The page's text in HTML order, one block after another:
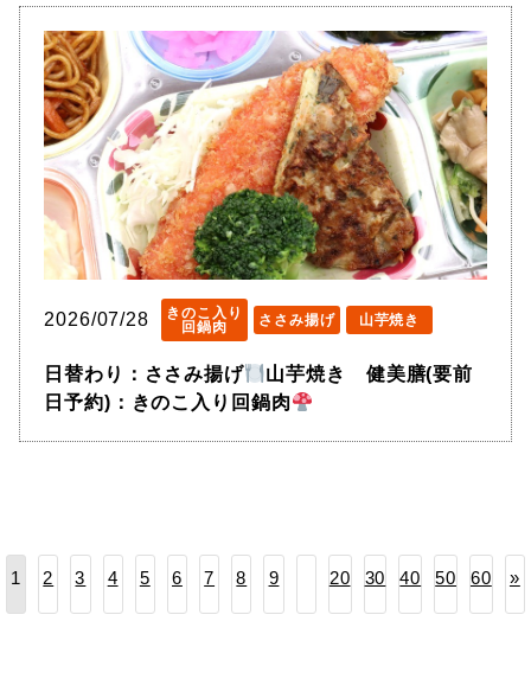
2026/07/28
きのこ入り
回鍋肉
ささみ揚げ 山芋焼き
日替わり：ささみ揚げ
山芋焼き 健美膳(要前
日予約)：きのこ入り回鍋肉
1 2 3 4 5 6 7 8 9 20 30 40 50 60 »